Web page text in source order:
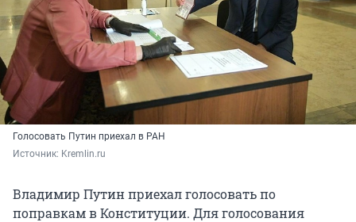
Голосовать Путин приехал в РАН
Источник: Kremlin.ru
Владимир Путин приехал голосовать по
поправкам в Конституции. Для голосования